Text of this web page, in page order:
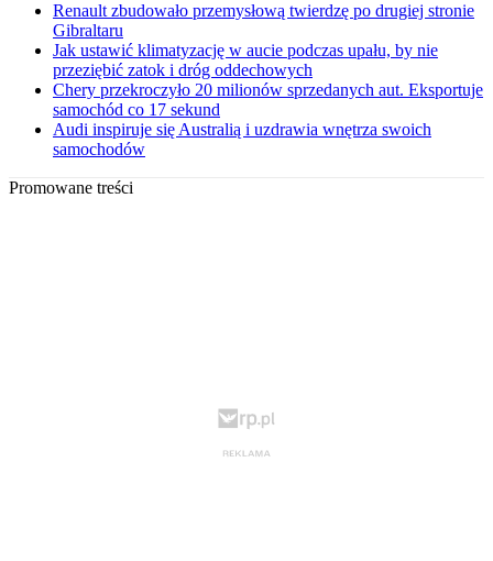
Renault zbudowało przemysłową twierdzę po drugiej stronie
Gibraltaru
Jak ustawić klimatyzację w aucie podczas upału, by nie
przeziębić zatok i dróg oddechowych
Chery przekroczyło 20 milionów sprzedanych aut. Eksportuje
samochód co 17 sekund
Audi inspiruje się Australią i uzdrawia wnętrza swoich
samochodów
Promowane treści